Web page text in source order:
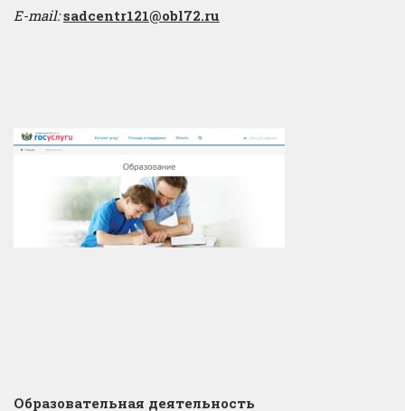
E-mail: sadcentr121@obl72.ru
Образовательная деятельность